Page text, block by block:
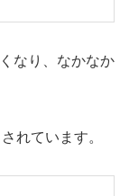
なり、なかなか
れています。